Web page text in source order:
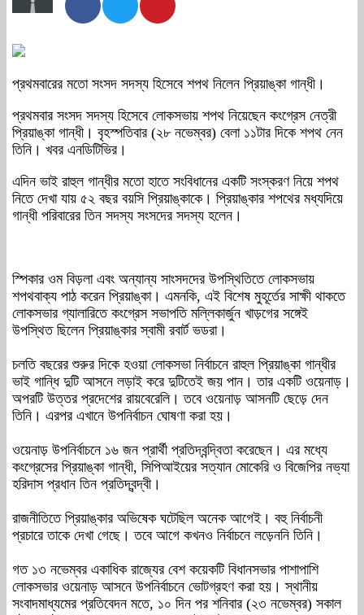
প্রথমবারের মতো সংসদ সদস্য হিসেবে শপথ নিলেন প্রিয়াঙ্কা গান্ধী।
প্রথমবার সংসদ সদস্য হিসেবে লোকসভায় শপথ নিয়েছেন কংগ্রেস নেত্রী
প্রিয়াঙ্কা গান্ধী। বৃহস্পতিবার (২৮ নভেম্বর) বেলা ১১টার দিকে শপথ নেন
তিনি। খবর এনডিটিভির।
এদিন ভাই রাহুল গান্ধীর মতো হাতে সংবিধানের একটি সংস্করণ নিয়ে শপথ
নিতে দেখা যায় ৫২ বছর বয়সি প্রিয়াঙ্কাকে। প্রিয়াঙ্কার শপথের মধ্যদিয়ে
গান্ধী পরিবারের তিন সদস্য সংসদের সদস্য হলেন।
স্পিকার ওম বিড়লা এবং অন্যান্য সাংসদদের উপস্থিতিতে লোকসভায়
শপথবাক্য পাঠ করেন প্রিয়াঙ্কা। এমনকি, এই বিশেষ মুহূর্তের সাক্ষী থাকতে
লোকসভার গ্যালারিতে কংগ্রেস সভাপতি মল্লিকার্জুন খাড়গের সঙ্গেই
উপস্থিত ছিলেন প্রিয়াঙ্কার স্বামী রবার্ট ভডরা।
চলতি বছরের শুরুর দিকে হওয়া লোকসভা নির্বাচনে রাহুল প্রিয়াঙ্কা গান্ধীর
ভাই গান্ধি দুটি আসনে লড়াই করে দুটিতেই জয় পান। তার একটি ওয়েনাড়।
অপরটি উত্তর প্রদেশের রায়বেরেলি। তবে ওয়েনাড় আসনটি ছেড়ে দেন
তিনি। এরপর এখানে উপনির্বাচন ঘোষণা করা হয়।
ওয়েনাড় উপনির্বাচনে ১৬ জন প্রার্থী প্রতিদ্বন্দ্বিতা করেছেন। এর মধ্যে
কংগ্রেসের প্রিয়াঙ্কা গান্ধী, সিপিআইয়ের সত্যান মোকেরি ও বিজেপির নভ্যা
হরিদাস প্রধান তিন প্রতিদ্বন্দ্বী।
রাজনীতিতে প্রিয়াঙ্কার অভিষেক ঘটেছিল অনেক আগেই। বহু নির্বাচনী
প্রচারে তাকে দেখা গেছে। তবে আগে কখনও নির্বাচনে লড়েননি তিনি।
গত ১৩ নভেম্বর একাধিক রাজ্যের বেশ কয়েকটি বিধানসভার পাশাপাশি
লোকসভার ওয়েনাড় আসনে উপনির্বাচনে ভোটগ্রহণ করা হয়। স্থানীয়
সংবাদমাধ্যমের প্রতিবেদন মতে, ১০ দিন পর শনিবার (২৩ নভেম্বর) সকাল